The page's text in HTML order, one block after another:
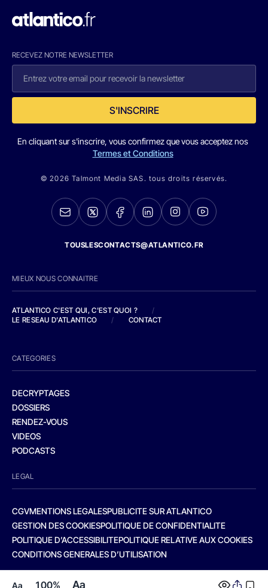
Aa 100% Aa
RECEVEZ NOTRE NEWSLETTER
S'INSCRIRE
En cliquant sur s'inscrire, vous confirmez que vous acceptez nos
Termes et Conditions
© 2026 Talmont Media SAS. tous droits réservés.
TOUSLESCONTACTS@ATLANTICO.FR
MIEUX NOUS CONNAITRE
ATLANTICO C'EST QUI, C'EST QUOI ?
/
LE RESEAU D'ATLANTICO
/ CONTACT
CATEGORIES
DECRYPTAGES
DOSSIERS
RENDEZ-VOUS
VIDEOS
PODCASTS
LEGAL
CGVMENTIONS LEGALESPUBLICITE SUR ATLANTICO
GESTION DES COOKIESPOLITIQUE DE CONFIDENTIALITE
POLITIQUE D’ACCESSIBILITEPOLITIQUE RELATIVE AUX COOKIES
CONDITIONS GENERALES D’UTILISATION